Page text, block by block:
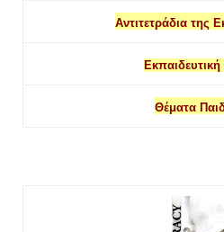
Αντιτετράδια της
Θέματα